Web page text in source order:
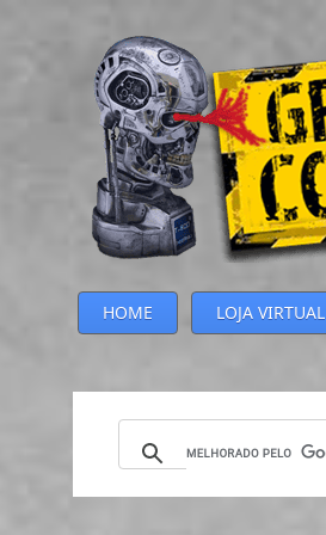
HOME LOJA VIRTUAL